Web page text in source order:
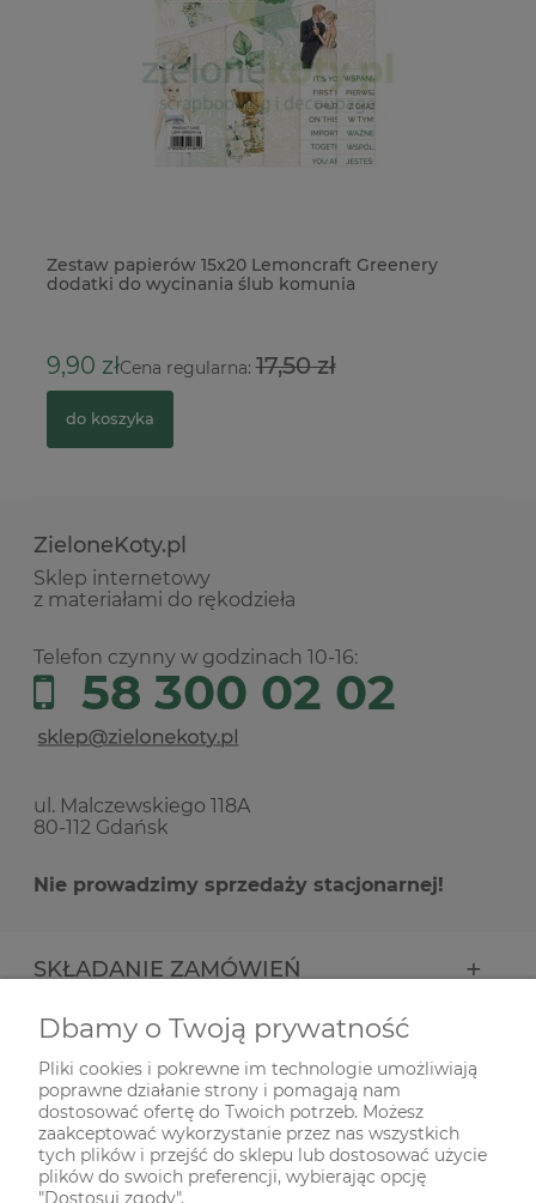
Zestaw papierów 15x20 Lemoncraft Greenery
dodatki do wycinania ślub komunia
9,90 złCena regularna:17,50 zł
do koszyka
ZieloneKoty.pl
Sklep internetowy
z materiałami do rękodzieła
Telefon czynny w godzinach 10-16:
58 300 02 02
ul. Malczewskiego 118A
80-112 Gdańsk
Nie prowadzimy sprzedaży stacjonarnej!
SKŁADANIE ZAMÓWIEŃ
INFORMACJE
ODWIEDŹ NAS NA
Dbamy o Twoją prywatność
Pliki cookies i pokrewne im technologie umożliwiają
poprawne działanie strony i pomagają nam
dostosować ofertę do Twoich potrzeb. Możesz
zaakceptować wykorzystanie przez nas wszystkich
tych plików i przejść do sklepu lub dostosować użycie
plików do swoich preferencji, wybierając opcję
"Dostosuj zgody".